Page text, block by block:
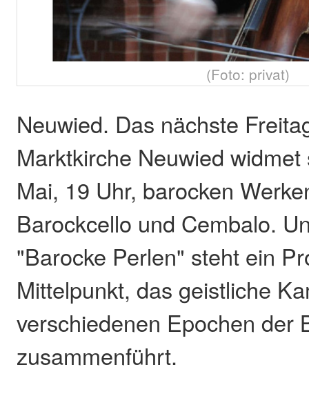
(Foto: privat)
Neuwied. Das nächste
Marktkirche Neuwied
Mai, 19 Uhr, barocken
Barockcello und Cembalo.
"Barocke Perlen" steht ein
Mittelpunkt, das geistliche
verschiedenen Epochen der
zusammenführt.